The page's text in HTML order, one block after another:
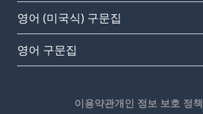
영어 (미국식) 구문집
영어 구문집
이용약관개인 정보 보호 정책